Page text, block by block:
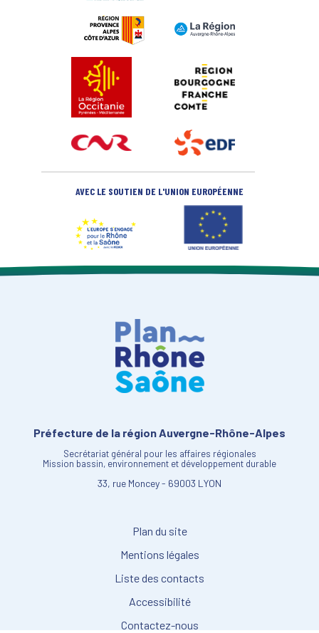
AVEC LE SOUTIEN DE L'UNION EUROPÉENNE
Préfecture de la région Auvergne-Rhône-Alpes
Secrétariat général pour les affaires régionales
Mission bassin, environnement et développement durable
33, rue Moncey - 69003 LYON
Plan du site
Mentions légales
Liste des contacts
Accessibilité
Contactez-nous